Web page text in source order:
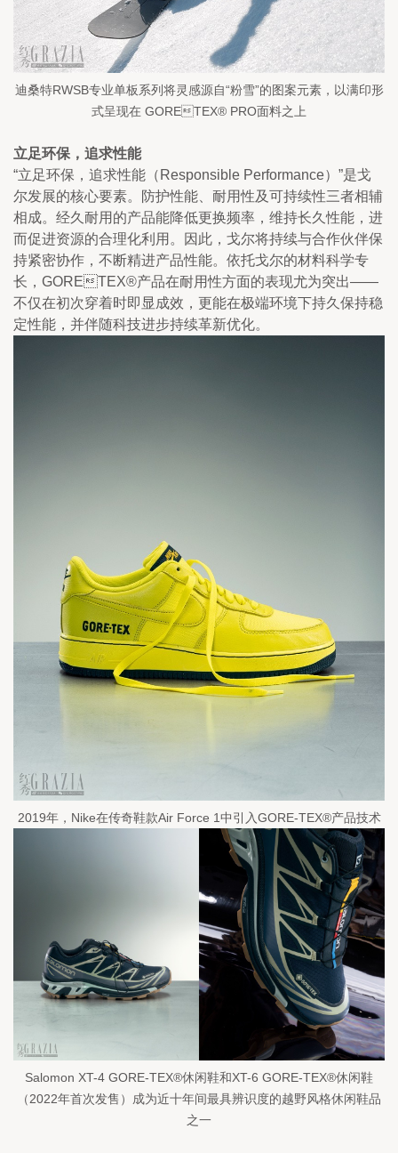
迪桑特RWSB专业单板系列将灵感源自“粉雪”的图案元素，以满印形
式呈现在 GORETEX® PRO面料之上
立足环保，追求性能
“立足环保，追求性能（Responsible Performance）”是戈
尔发展的核心要素。防护性能、耐用性及可持续性三者相辅
相成。经久耐用的产品能降低更换频率，维持长久性能，进
而促进资源的合理化利用。因此，戈尔将持续与合作伙伴保
持紧密协作，不断精进产品性能。依托戈尔的材料科学专
长，GORETEX®产品在耐用性方面的表现尤为突出——
不仅在初次穿着时即显成效，更能在极端环境下持久保持稳
定性能，并伴随科技进步持续革新优化。
2019年，Nike在传奇鞋款Air Force 1中引入GORE-TEX®产品技术
Salomon XT-4 GORE-TEX®休闲鞋和XT-6 GORE-TEX®休闲鞋
（2022年首次发售）成为近十年间最具辨识度的越野风格休闲鞋品
之一